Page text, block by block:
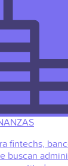
fintechs,
buscan